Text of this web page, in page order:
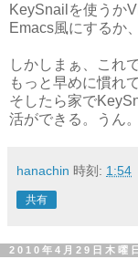
KeySnailを使うか
Emacs風にするか
しかしまぁ、これ
もっと早めに慣れ
そしたら家で
活ができる。うん。
hanachin 時刻: 1:54
共有
2010年4月29日木曜日